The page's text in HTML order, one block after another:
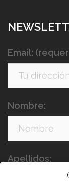
Email:
Nombre:
Apellidos: